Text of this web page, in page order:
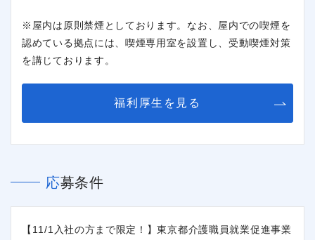
※屋内は原則禁煙としております。なお、屋内での喫煙を
認めている拠点には、喫煙専用室を設置し、受動喫煙対策
を講じております。
福利厚生を見る
応募条件
【11/1入社の方まで限定！】東京都介護職員就業促進事業